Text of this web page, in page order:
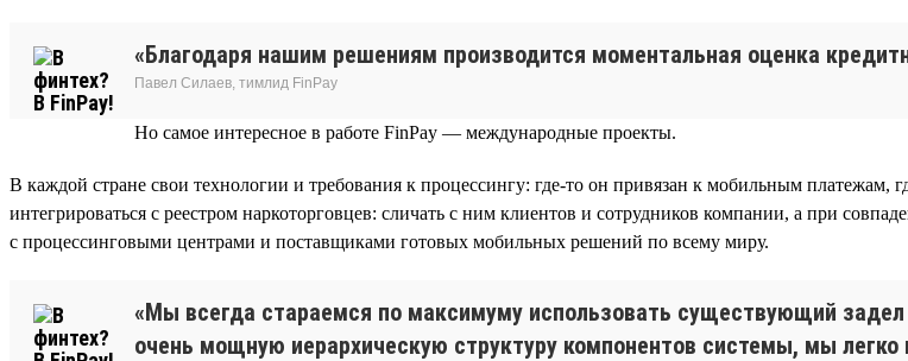
«Благодаря нашим решениям производится моментальная оценка
Павел Силаев, тимлид FinPay
Но самое интересное в работе FinPay — международные проекты.
В каждой стране свои технологии и требования к процессингу: где-то он привязан к мобильным
интегрироваться с реестром наркоторговцев: сличать с ним клиентов и сотрудников компании, а при
с процессинговыми центрами и поставщиками готовых мобильных решений по всему миру.
«Мы всегда стараемся по максимуму использовать существующий
очень мощную иерархическую структуру компонентов системы, мы